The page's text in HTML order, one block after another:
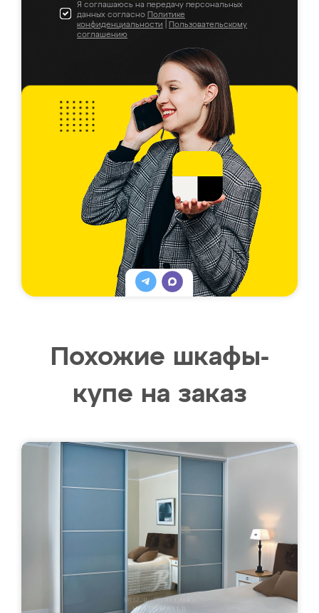
Я соглашаюсь на передачу персональных
данных согласно Политике
конфиденциальности
Пользовательскому
соглашению
Похожие шкафы-
купе на заказ